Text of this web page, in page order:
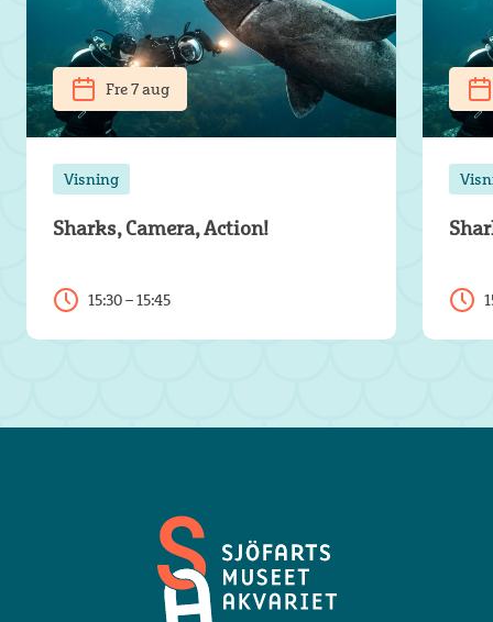
Fre 7 aug
Visning
Sharks, Camera, Action!
15:30 – 15:45